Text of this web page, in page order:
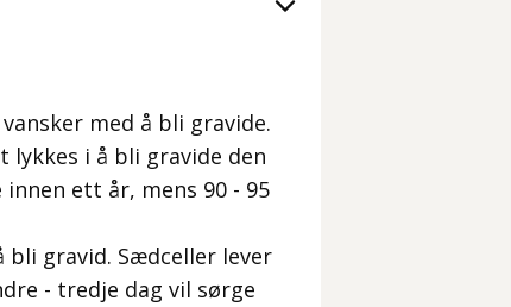
med å bli gravide.
i å bli gravide den
ett år, mens 90 - 95
gravid. Sædceller lever
- tredje dag vil sørge